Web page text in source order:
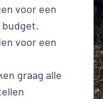
voor een
budget.
voor een
graag alle